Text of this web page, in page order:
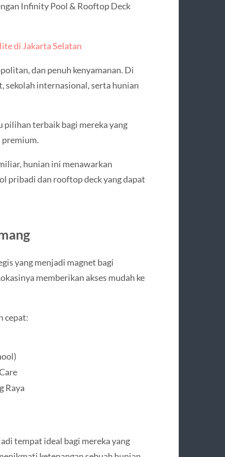
Infinity Pool & Rooftop Deck
di Jakarta Selatan
dan penuh kenyamanan. Di
sekolah internasional, serta hunian
pilihan terbaik bagi mereka yang
premium.
hunian ini menawarkan
pribadi dan rooftop deck yang dapat
yang menjadi magnet bagi
memberikan akses mudah ke
cepat:
Raya
tempat ideal bagi mereka yang